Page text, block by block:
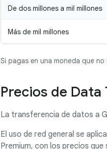
De dos millones a mil millones
Más de mil millones
Si pagas en una moneda que
Precios de Data
La transferencia de datos a
El uso de red general se
Premium, con los precios